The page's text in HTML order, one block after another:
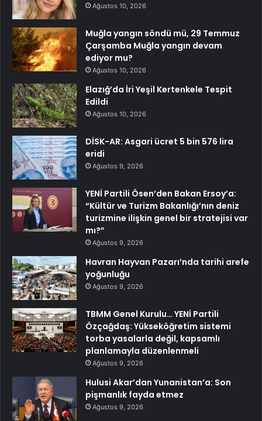
Ağustos 10, 2026
Muğla yangın söndü mü, 29 Temmuz
Çarşamba Muğla yangın devam
ediyor mu?
Ağustos 10, 2026
Elazığ’da İri Yeşil Kertenkele Tespit
Edildi
Ağustos 10, 2026
DİSK-AR: Asgari ücret 5 bin 576 lira
eridi
Ağustos 9, 2026
YENİ Partili Ösen’den Bakan Ersoy’a:
“Kültür ve Turizm Bakanlığı’nın deniz
turizmine ilişkin genel bir stratejisi var
mı?”
Ağustos 9, 2026
Havran Hayvan Pazarı’nda tarihi arefe
yoğunluğu
Ağustos 9, 2026
TBMM Genel Kurulu… YENİ Partili
Özçağdaş: Yükseköğretim sistemi
torba yasalarla değil, kapsamlı
planlamayla düzenlenmeli
Ağustos 9, 2026
Hulusi Akar’dan Yunanistan’a: Son
pişmanlık fayda etmez
Ağustos 9, 2026